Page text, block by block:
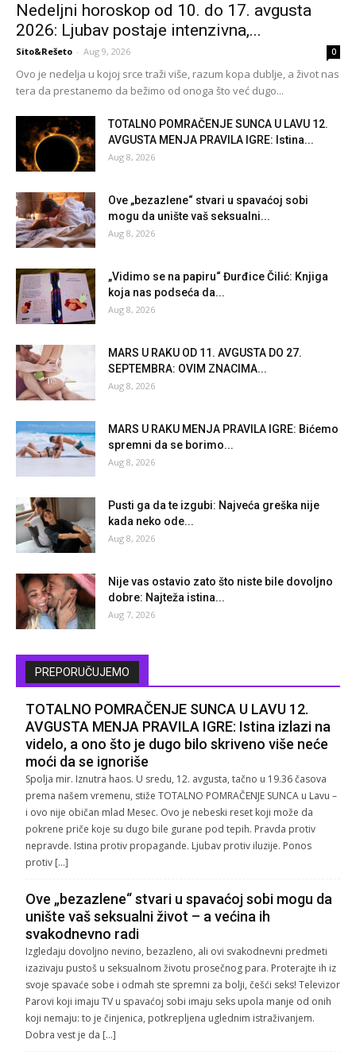
Nedeljni horoskop od 10. do 17. avgusta
2026: Ljubav postaje intenzivna,...
Sito&Rešeto - Aug 9, 2026 0
Ovo je nedelja u kojoj srce traži više, razum kopa dublje, a život nas
tera da prestanemo da bežimo od onoga što već dugo...
TOTALNO POMRAČENJE SUNCA U LAVU 12.
AVGUSTA MENJA PRAVILA IGRE: Istina...
Aug 8, 2026
Ove „bezazlene“ stvari u spavaćoj sobi
mogu da unište vaš seksualni...
Aug 8, 2026
„Vidimo se na papiru“ Đurđice Čilić: Knjiga
koja nas podseća da...
Aug 8, 2026
MARS U RAKU OD 11. AVGUSTA DO 27.
SEPTEMBRA: OVIM ZNACIMA...
Aug 8, 2026
MARS U RAKU MENJA PRAVILA IGRE: Bićemo
spremni da se borimo...
Aug 8, 2026
Pusti ga da te izgubi: Najveća greška nije
kada neko ode...
Aug 8, 2026
Nije vas ostavio zato što niste bile dovoljno
dobre: Najteža istina...
Aug 7, 2026
PREPORUČUJEMO
TOTALNO POMRAČENJE SUNCA U LAVU 12.
AVGUSTA MENJA PRAVILA IGRE: Istina izlazi na
videlo, a ono što je dugo bilo skriveno više neće
moći da se ignoriše
Spolja mir. Iznutra haos. U sredu, 12. avgusta, tačno u 19.36 časova
prema našem vremenu, stiže TOTALNO POMRAČENJE SUNCA u Lavu –
i ovo nije običan mlad Mesec. Ovo je nebeski reset koji može da
pokrene priče koje su dugo bile gurane pod tepih. Pravda protiv
nepravde. Istina protiv propagande. Ljubav protiv iluzije. Ponos
protiv […]
Ove „bezazlene“ stvari u spavaćoj sobi mogu da
unište vaš seksualni život – a većina ih
svakodnevno radi
Izgledaju dovoljno nevino, bezazleno, ali ovi svakodnevni predmeti
izazivaju pustoš u seksualnom životu prosečnog para. Proterajte ih iz
svoje spavaće sobe i odmah ste spremni za bolji, češći seks! Televizor
Parovi koji imaju TV u spavaćoj sobi imaju seks upola manje od onih
koji nemaju: to je činjenica, potkrepljena uglednim istraživanjem.
Dobra vest je da […]